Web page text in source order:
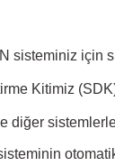
sisteminiz için
Kitimiz
diğer